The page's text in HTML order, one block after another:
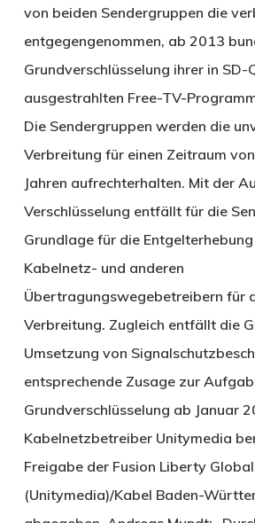
von beiden Sendergruppen die
entgegengenommen, ab 2013
Grundverschlüsselung ihrer in
ausgestrahlten Free-TV-
Die Sendergruppen werden die
Verbreitung für einen Zeitraum
Jahren aufrechterhalten. Mit der
Verschlüsselung entfällt für die
Grundlage für die
Kabelnetz- und anderen
Übertragungswegebetreibern für
Verbreitung. Zugleich entfällt die
Umsetzung von
entsprechende Zusage zur
Grundverschlüsselung ab Januar
Kabelnetzbetreiber Unitymedia
Freigabe der Fusion Liberty Global
(Unitymedia)/Kabel Baden-